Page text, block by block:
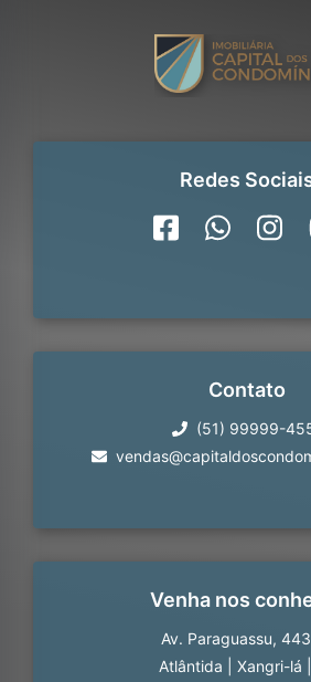
Redes
Contato
(51) 99999-
Venha nos
Av. Paraguassu,
Atlântida
Xangri-lá